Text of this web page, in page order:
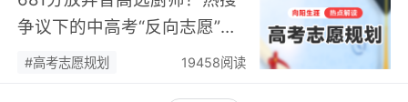
争议下的中高考“反向志愿”
潮，藏着职业规划新逻辑…
#高考志愿规划 19458阅读